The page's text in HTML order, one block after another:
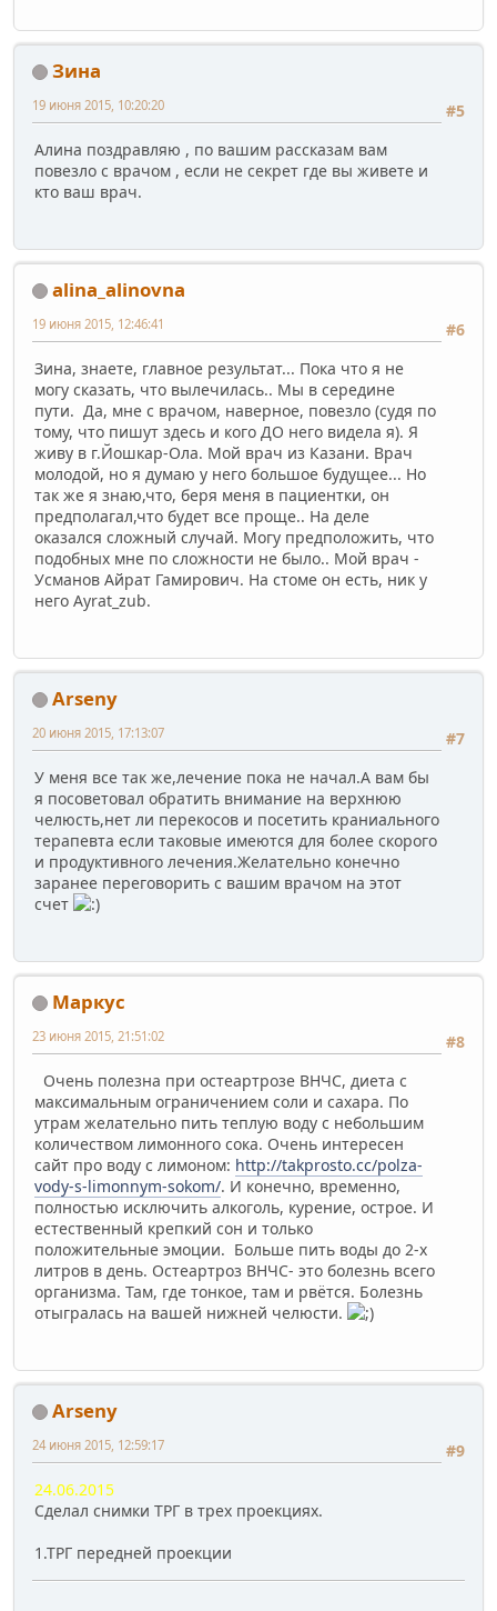
Зина
#5
19 июня 2015, 10:20:20
Алина поздравляю , по вашим рассказам вам
повезло с врачом , если не секрет где вы живете и
кто ваш врач.
alina_alinovna
#6
19 июня 2015, 12:46:41
Зина, знаете, главное результат... Пока что я не
могу сказать, что вылечилась.. Мы в середине
пути. Да, мне с врачом, наверное, повезло (судя по
тому, что пишут здесь и кого ДО него видела я). Я
живу в г.Йошкар-Ола. Мой врач из Казани. Врач
молодой, но я думаю у него большое будущее... Но
так же я знаю,что, беря меня в пациентки, он
предполагал,что будет все проще.. На деле
оказался сложный случай. Могу предположить, что
подобных мне по сложности не было.. Мой врач -
Усманов Айрат Гамирович. На стоме он есть, ник у
него Ayrat_zub.
Arseny
#7
20 июня 2015, 17:13:07
У меня все так же,лечение пока не начал.А вам бы
я посоветовал обратить внимание на верхнюю
челюсть,нет ли перекосов и посетить краниального
терапевта если таковые имеются для более скорого
и продуктивного лечения.Желательно конечно
заранее переговорить с вашим врачом на этот
счет
Маркус
#8
23 июня 2015, 21:51:02
Очень полезна при остеартрозе ВНЧС, диета с
максимальным ограничением соли и сахара. По
утрам желательно пить теплую воду с небольшим
количеством лимонного сока. Очень интересен
сайт про воду с лимоном: http://takprosto.cc/polza-
vody-s-limonnym-sokom/. И конечно, временно,
полностью исключить алкоголь, курение, острое. И
естественный крепкий сон и только
положительные эмоции. Больше пить воды до 2-х
литров в день. Остеартроз ВНЧС- это болезнь всего
организма. Там, где тонкое, там и рвётся. Болезнь
отыгралась на вашей нижней челюсти.
Arseny
#9
24 июня 2015, 12:59:17
24.06.2015
Cделал снимки ТРГ в трех проекциях.
1.ТРГ передней проекции